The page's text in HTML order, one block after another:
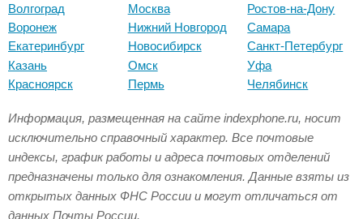
Волгоград
Воронеж
Екатеринбург
Казань
Красноярск
Москва
Нижний Новгород
Новосибирск
Омск
Пермь
Ростов-на-Дону
Самара
Санкт-Петербург
Уфа
Челябинск
Информация, размещенная на сайте indexphone.ru, носит
исключительно справочный характер. Все почтовые
индексы, график работы и адреса почтовых отделений
предназначены только для ознакомления. Данные взяты из
открытых данных ФНС России и могут отличаться от
данных Почты России.